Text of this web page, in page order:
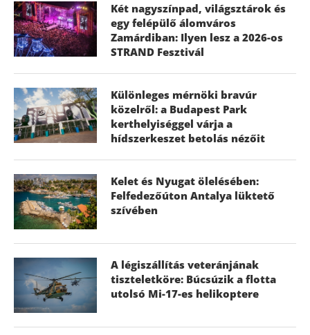
Két nagyszínpad, világsztárok és
egy felépülő álomváros
Zamárdiban: Ilyen lesz a 2026-os
STRAND Fesztivál
Különleges mérnöki bravúr
közelről: a Budapest Park
kerthelyiséggel várja a
hídszerkeszet betolás nézőit
Kelet és Nyugat ölelésében:
Felfedezőúton Antalya lüktető
szívében
A légiszállítás veteránjának
tiszteletköre: Búcsúzik a flotta
utolsó Mi-17-es helikoptere